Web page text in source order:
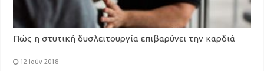
Πώς η στυτική δυσλειτουργία επιβαρύνει την καρδιά
12 Ιούν 2018